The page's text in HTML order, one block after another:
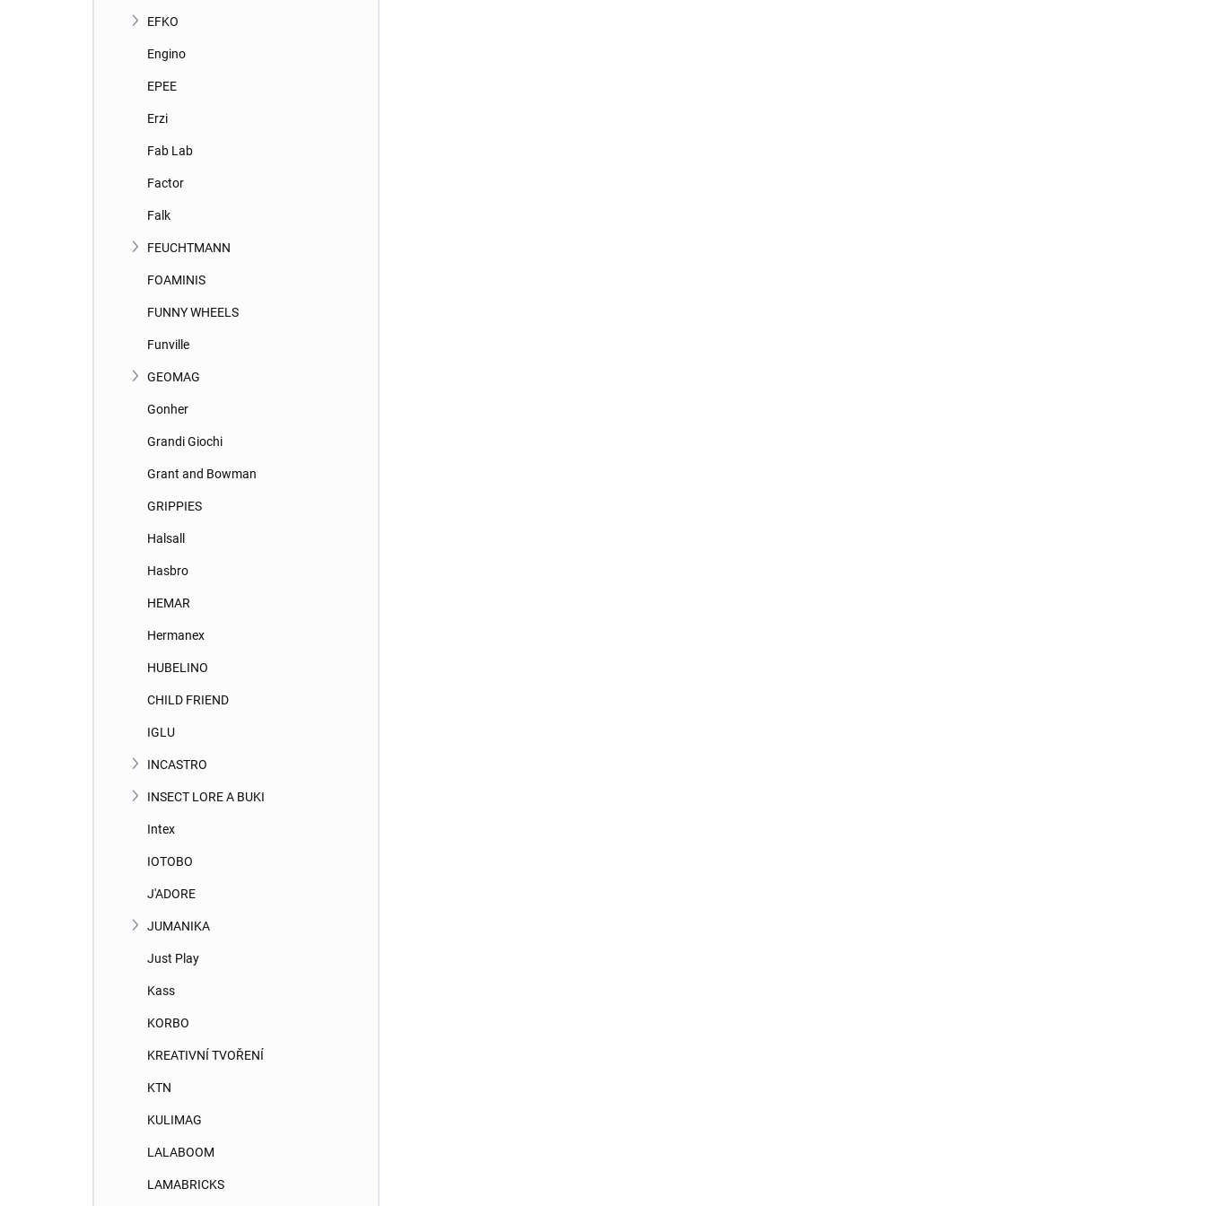
EFKO
Engino
EPEE
Erzi
Fab Lab
Factor
Falk
FEUCHTMANN
FOAMINIS
FUNNY WHEELS
Funville
GEOMAG
Gonher
Grandi Giochi
Grant and Bowman
GRIPPIES
Halsall
Hasbro
HEMAR
Hermanex
HUBELINO
CHILD FRIEND
IGLU
INCASTRO
INSECT LORE A BUKI
Intex
IOTOBO
J'ADORE
JUMANIKA
Just Play
Kass
KORBO
KREATIVNÍ TVOŘENÍ
KTN
KULIMAG
LALABOOM
LAMABRICKS